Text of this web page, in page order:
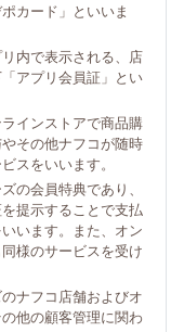
カード」といいま
内で表示される、店
アプリ会員証」とい
インストアで商品購
その他ナフコが随時
スをいいます。
の会員特典であり、
提示することで支払
います。また、オン
様のサービスを受け
ナフコ店舗およびオ
他の顧客管理に関わ